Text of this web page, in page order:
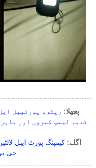
پچھلا: ریٹرو پورٹیبل
قدیم لیمپ کمروں اور
اگلے: کیمپنگ پورٹ ایبل
جی